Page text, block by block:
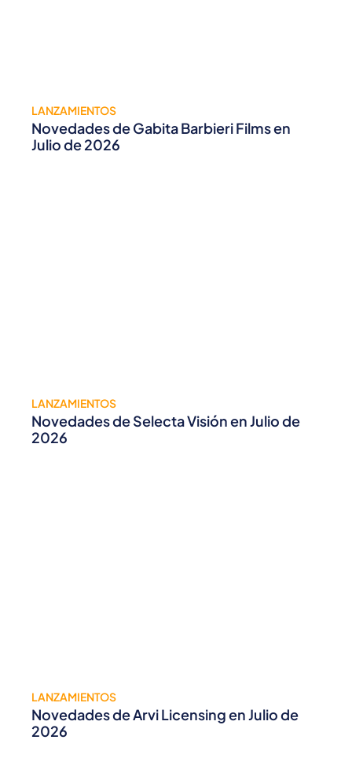
LANZAMIENTOS
Novedades de Gabita Barbieri Films en
Julio de 2026
LANZAMIENTOS
Novedades de Selecta Visión en Julio de
2026
LANZAMIENTOS
Novedades de Arvi Licensing en Julio de
2026